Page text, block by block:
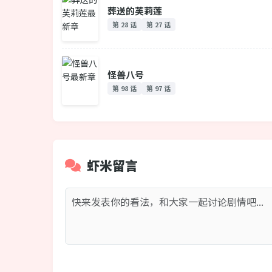
葬送的芙莉莲
第 28 话 第 27 话
怪兽八号
第 98 话 第 97 话
虾米留言